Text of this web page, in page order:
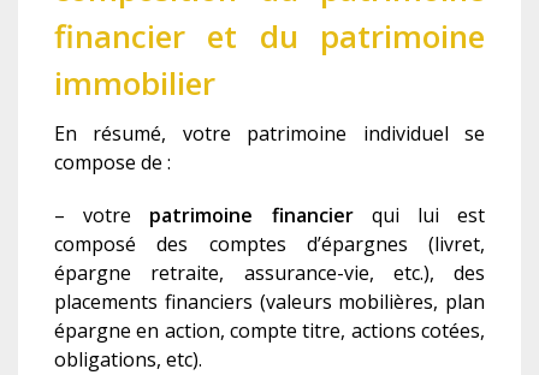
financier et du patrimoine
immobilier
En résumé, votre patrimoine individuel se
compose de :
– votre patrimoine financierqui lui est
composé des comptes d’épargnes (livret,
épargne retraite, assurance-vie, etc.), des
placements financiers (valeurs mobilières, plan
épargne en action, compte titre, actions cotées,
obligations, etc).